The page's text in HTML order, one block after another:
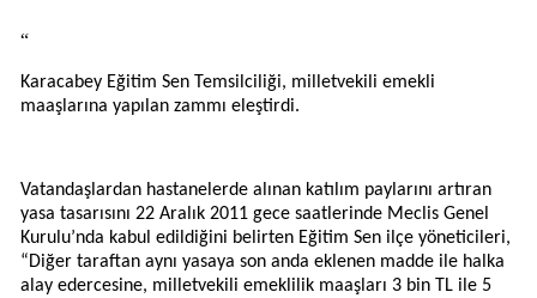
“
Karacabey Eğitim Sen Temsilciliği, milletvekili emekli
maaşlarına yapılan zammı eleştirdi.
Vatandaşlardan hastanelerde alınan katılım paylarını artıran
yasa tasarısını 22 Aralık 2011 gece saatlerinde Meclis Genel
Kurulu’nda kabul edildiğini belirten Eğitim Sen ilçe yöneticileri,
“Diğer taraftan aynı yasaya son anda eklenen madde ile halka
alay edercesine, milletvekili emeklilik maaşları 3 bin TL ile 5